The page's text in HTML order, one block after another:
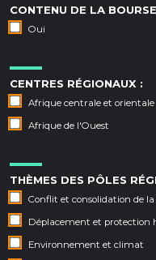
CONTENU DE LA
Oui
CENTRES RÉGIONAUX :
Afrique centrale et orientale
Afrique de l'Ouest
THÈMES DES PÔLES
Conflit et consolidation de
Déplacement et
Environnement et climat